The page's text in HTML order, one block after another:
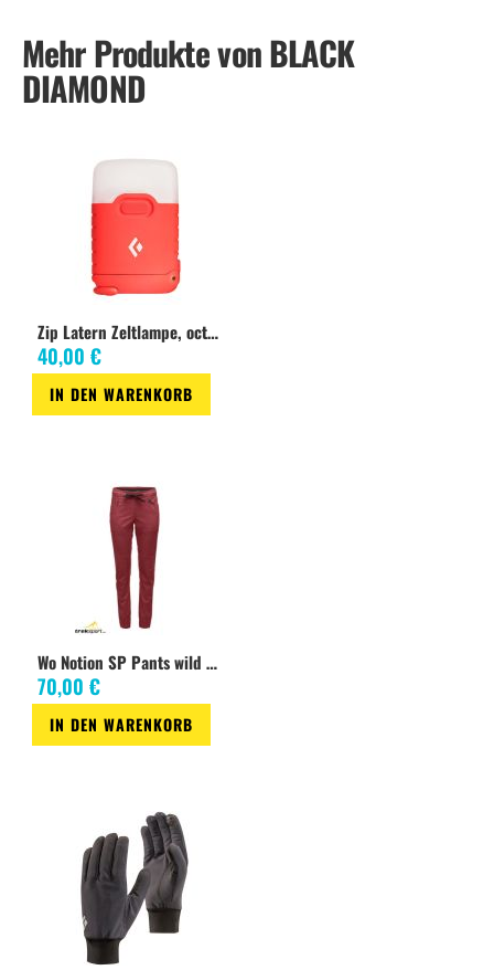
Mehr Produkte von BLACK
DIAMOND
Zip Latern Zeltlampe, octane
40,00 €
IN DEN WARENKORB
Wo Notion SP Pants wild rose
70,00 €
IN DEN WARENKORB